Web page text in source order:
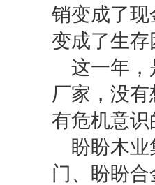
销变成了
变成了生
这一年，
厂家，没
有危机意
盼盼木
门、盼盼